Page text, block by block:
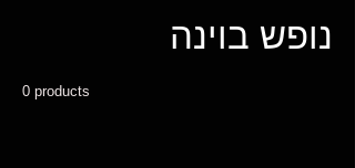
נופש בוינה
0 products